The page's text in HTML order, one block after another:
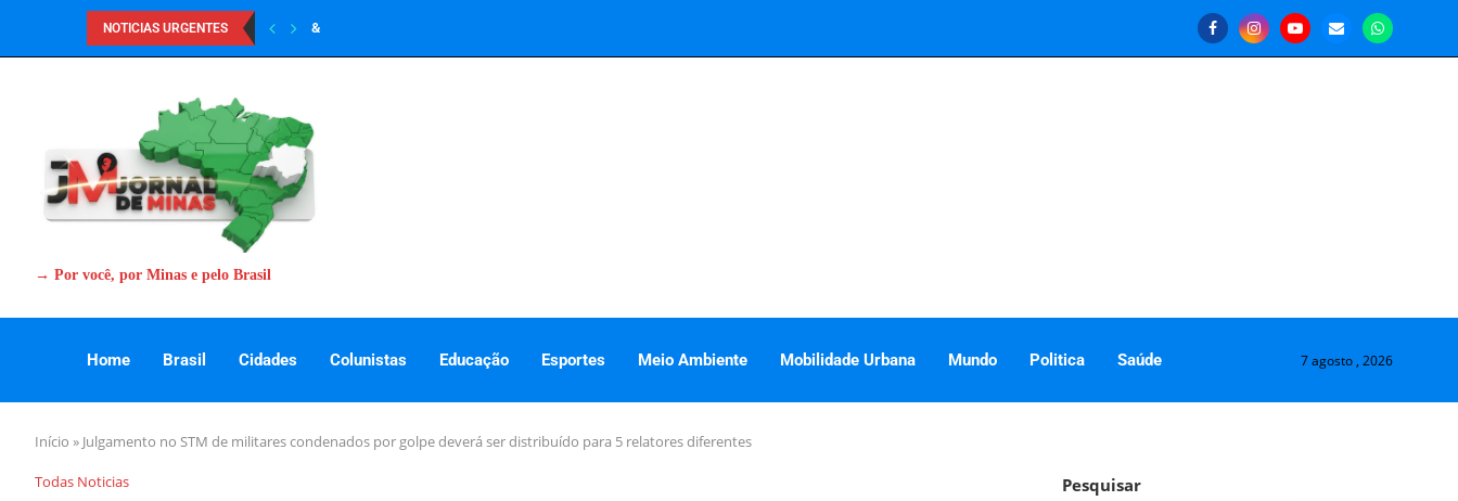
NOTICIAS URGENTES &
→ Por você, por Minas e pelo Brasil
Home Brasil Cidades Colunistas Educação Esportes Meio Ambiente Mobilidade Urbana Mundo Politica Saúde 7 agosto , 2026
Início » Julgamento no STM de militares condenados por golpe deverá ser distribuído para 5 relatores diferentes
Todas Noticias Pesquisar